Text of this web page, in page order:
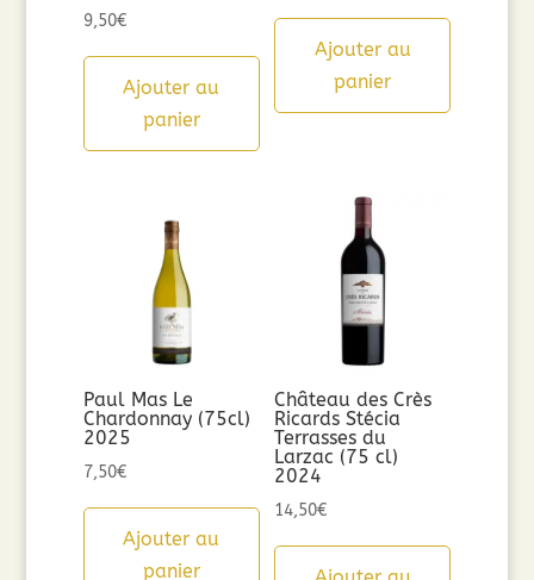
9,50€
Ajouter au
panier
Ajouter au
panier
Paul Mas Le
Chardonnay (75cl)
2025
7,50€
Ajouter au
panier
Château des Crès
Ricards Stécia
Terrasses du
Larzac (75 cl)
2024
14,50€